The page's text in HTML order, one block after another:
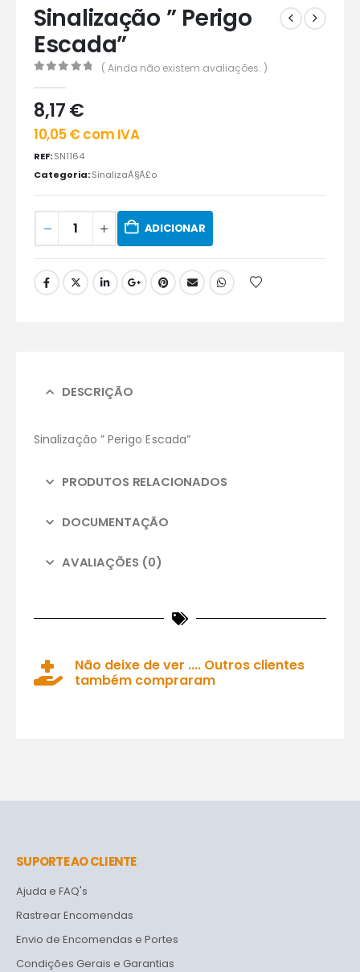
Sinalização ” Perigo
Escada”
( Ainda não existem avaliações. )
8,17€
10,05€com IVA
REF:SN1164
Categoria:SinalizaÃ§Ã£o
ADICIONAR
DESCRIÇÃO
Sinalização ” Perigo Escada”
PRODUTOS RELACIONADOS
DOCUMENTAÇÃO
AVALIAÇÕES (0)
Não deixe de ver .... Outros clientes
também compraram
SUPORTE AO CLIENTE
Ajuda e FAQ's
Rastrear Encomendas
Envio de Encomendas e Portes
Condições Gerais e Garantias